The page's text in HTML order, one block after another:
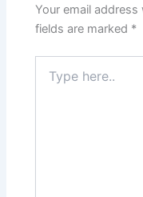
Your email
fields are marked *
here..